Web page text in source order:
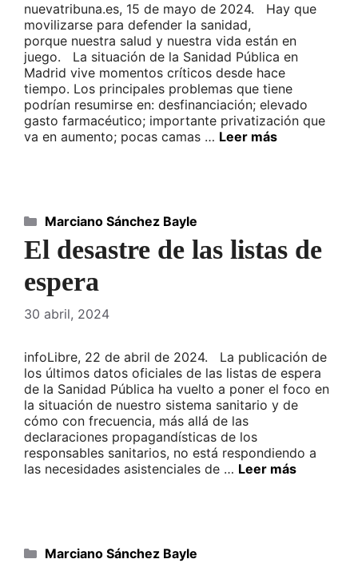
nuevatribuna.es, 15 de mayo de 2024. Hay que
movilizarse para defender la sanidad,
porque nuestra salud y nuestra vida están en
juego. La situación de la Sanidad Pública en
Madrid vive momentos críticos desde hace
tiempo. Los principales problemas que tiene
podrían resumirse en: desfinanciación; elevado
gasto farmacéutico; importante privatización que
va en aumento; pocas camas … Leer más
El desastre de las listas de
espera
30 abril, 2024
infoLibre, 22 de abril de 2024. La publicación de
los últimos datos oficiales de las listas de espera
de la Sanidad Pública ha vuelto a poner el foco en
la situación de nuestro sistema sanitario y de
cómo con frecuencia, más allá de las
declaraciones propagandísticas de los
responsables sanitarios, no está respondiendo a
las necesidades asistenciales de … Leer más
Categorías
Marciano Sánchez Bayle
Categorías
Marciano Sánchez Bayle